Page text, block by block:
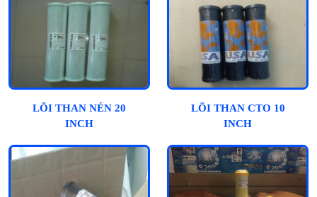
LÕI THAN NÉN 20
INCH
LÕI THAN CTO 10
INCH